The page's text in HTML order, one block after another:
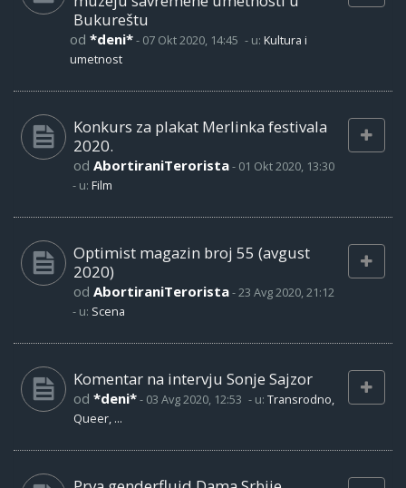
Bukureštu
od *deni*- 07 Okt 2020, 14:45 - u: Kultura i
umetnost
Konkurs za plakat Merlinka festivala
2020.
od AbortiraniTerorista- 01 Okt 2020, 13:30
- u: Film
Optimist magazin broj 55 (avgust
2020)
od AbortiraniTerorista-23 Avg 2020, 21:12
- u: Scena
Komentar na intervju Sonje Sajzor
od *deni*- 03 Avg 2020, 12:53 - u: Transrodno,
Queer, ...